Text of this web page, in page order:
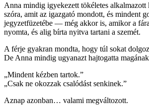
Anna mindig igyekezett tökéletes
szóra, amit az igazgató mondott, és mindent
jegyzetfüzetébe — még akkor is, amikor a
nyomta, és alig bírta nyitva tartani a szemét.
A férje gyakran mondta, hogy túl sokat
De Anna mindig ugyanazt hajtogatta
„Mindent kézben tartok.”
„Csak ne okozzak csalódást senkinek.”
Aznap azonban… valami megváltozott.